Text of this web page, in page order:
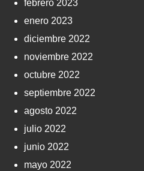
febrero 2023
enero 2023
diciembre 2022
noviembre 2022
octubre 2022
septiembre 2022
agosto 2022
julio 2022
junio 2022
mayo 2022